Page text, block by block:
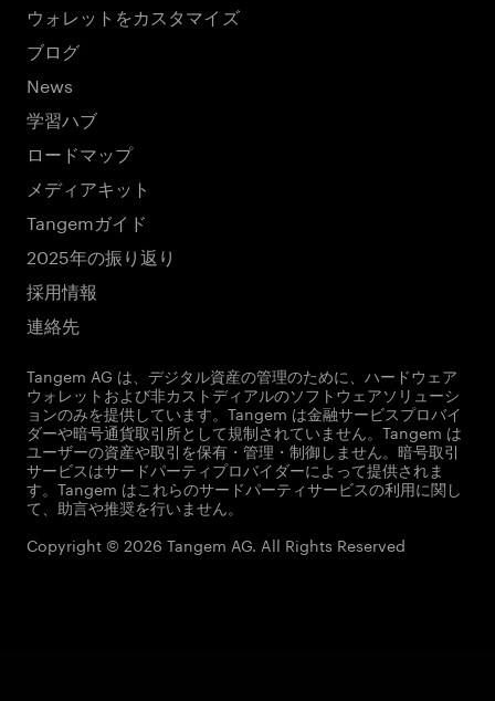
ウォレットをカスタマイズ
ブログ
News
学習ハブ
ロードマップ
メディアキット
Tangemガイド
2025年の振り返り
採用情報
連絡先
Tangem AG は、デジタル資産の管理のために、ハードウェア
ウォレットおよび非カストディアルのソフトウェアソリューシ
ョンのみを提供しています。Tangem は金融サービスプロバイ
ダーや暗号通貨取引所として規制されていません。Tangem は
ユーザーの資産や取引を保有・管理・制御しません。暗号取引
サービスはサードパーティプロバイダーによって提供されま
す。Tangem はこれらのサードパーティサービスの利用に関し
て、助言や推奨を行いません。